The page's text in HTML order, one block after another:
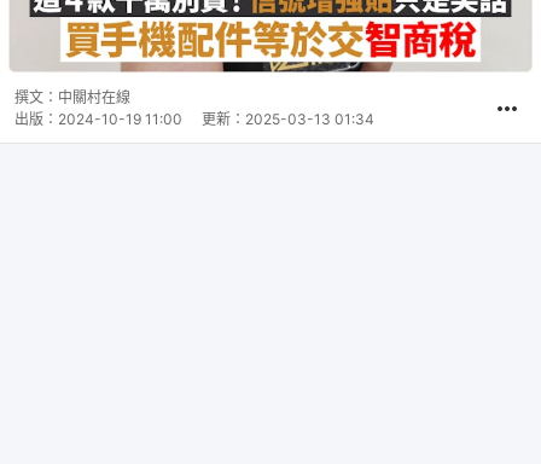
撰文： 中關村在線
出版： 2024-10-19 11:00 更新： 2025-03-13 01:34